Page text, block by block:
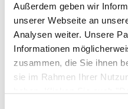
Außerdem geben wir
unserer Webseite an
Analysen weiter. Unsere
Informationen
zusammen, die Sie ihnen
sie im Rahmen Ihrer
haben. Klicken Sie auch
Messing matt /Blank
n.m.l. stufenlos
Artikelnummer
02219007900